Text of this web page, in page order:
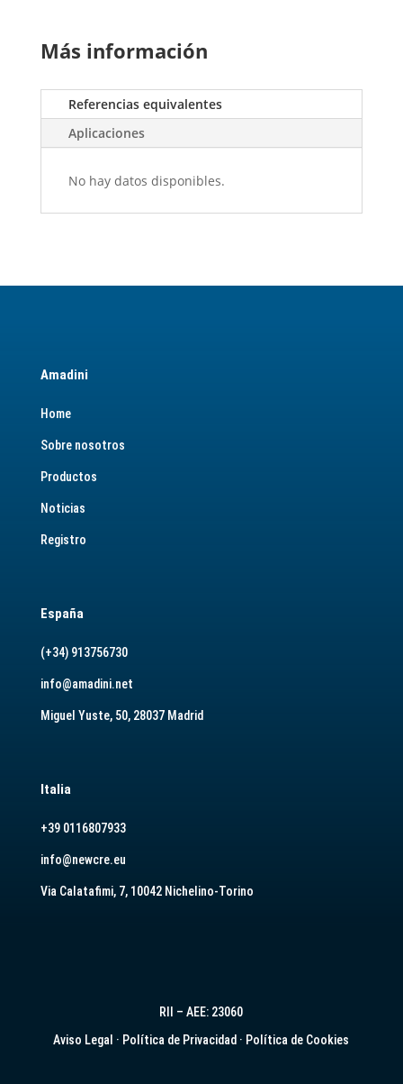
Más información
Referencias equivalentes
Aplicaciones
No hay datos disponibles.
Amadini
Home
Sobre nosotros
Productos
Noticias
Registro
España
(+34) 913756730
info@amadini.net
Miguel Yuste, 50, 28037 Madrid
Italia
+39 0116807933
info@newcre.eu
Via Calatafimi, 7, 10042 Nichelino-Torino
RII – AEE: 23060
Aviso Legal · Política de Privacidad · Política de Cookies